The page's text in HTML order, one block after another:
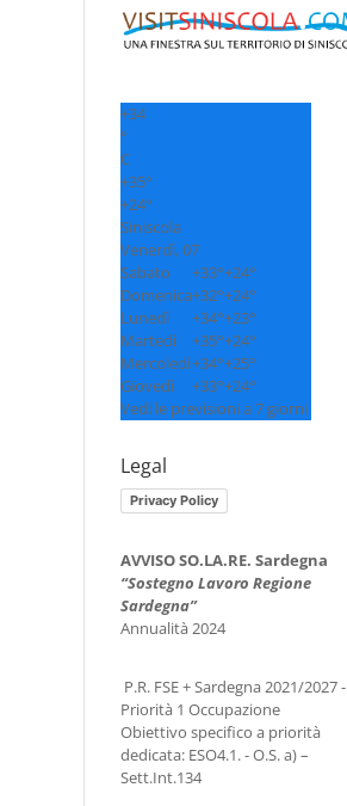
+34
°
C
+35°
+24°
Siniscola
Venerdì, 07
Sabato
+33°+24°
Domenica+32°+24°
Lunedì
+34°+23°
Martedì
+35°+24°
Mercoledì+34°+25°
Giovedì
+33°+24°
Vedi le previsioni a 7 giorni
Legal
Privacy Policy
AVVISO SO.LA.RE. Sardegna
“Sostegno Lavoro Regione
Sardegna”
Annualità 2024
P.R. FSE + Sardegna 2021/2027 -
Priorità 1 Occupazione
Obiettivo specifico a priorità
dedicata: ESO4.1. - O.S. a) –
Sett.Int.134